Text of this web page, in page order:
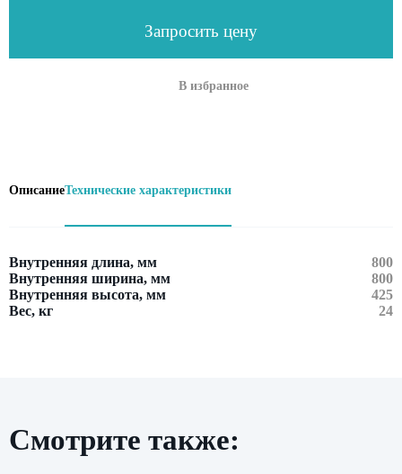
Запросить цену
В избранное
ОписаниеТехнические характеристики
Внутренняя длина, мм
800
Внутренняя ширина, мм
800
Внутренняя высота, мм
425
Вес, кг
24
Смотрите также:
Оставить заявку